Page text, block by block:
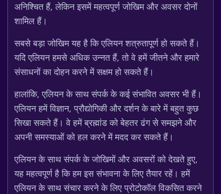
अनिश्चित हैं, लेकिन इसमें महत्वपूर्ण जोखिम और अवसर दोनों
शामिल हैं।
सबसे बड़ा जोखिम यह है कि एलियन शत्रुतापूर्ण हो सकते हैं।
यदि एलियन हमसे अधिक उन्नत हैं, तो वे हमें जीतने और हमारे
संसाधनों का दोहन करने में सक्षम हो सकते हैं।
हालांकि, एलियन के साथ संपर्क के कई संभावित अवसर भी हैं।
एलियन हमें विज्ञान, प्रौद्योगिकी और दर्शन के बारे में बहुत कुछ
सिखा सकते हैं। वे हमें ब्रह्मांड को बेहतर ढंग से समझने और
अपनी समस्याओं को हल करने में मदद कर सकते हैं।
एलियन के साथ संपर्क के जोखिमों और अवसरों को देखते हुए,
यह महत्वपूर्ण है कि हम इस संभावना के लिए तैयार रहें। हमें
एलियन के साथ संचार करने के लिए प्रोटोकॉल विकसित करने